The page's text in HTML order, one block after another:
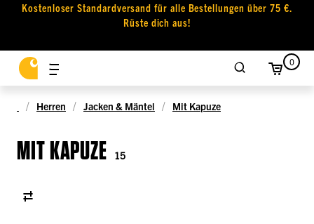
Kostenloser Standardversand für alle Bestellungen über 75 €.
Rüste dich aus!
0
Herren Jacken & Mäntel Mit Kapuze
MIT KAPUZE 15